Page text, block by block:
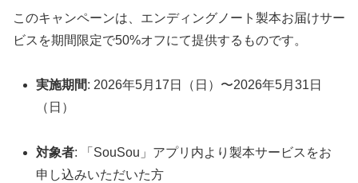
このキャンペーンは、エンディングノート製本お届けサー
ビスを期間限定で50%オフにて提供するものです。
実施期間: 2026年5月17日（日）〜2026年5月31日
（日）
対象者: 「SouSou」アプリ内より製本サービスをお
申し込みいただいた方